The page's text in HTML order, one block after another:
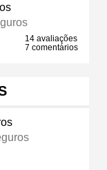
14 avaliações
7 comentários